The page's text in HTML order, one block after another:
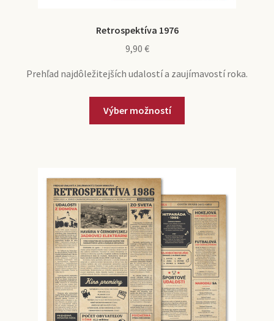
Retrospektíva 1976
9,90 €
Prehľad najdôležitejších udalostí a zaujímavostí roka.
Výber možností